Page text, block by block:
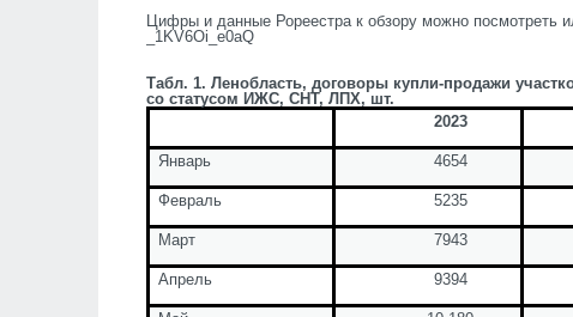
Цифры и данные Рореестра к обзору можно посмотреть
_1KV6Oi_e0aQ
Табл. 1. Ленобласть, договоры купли-продажи
со статусом ИЖС, СНТ, ЛПХ, шт.
2023
Январь 4654
Февраль 5235
Март 7943
Апрель 9394